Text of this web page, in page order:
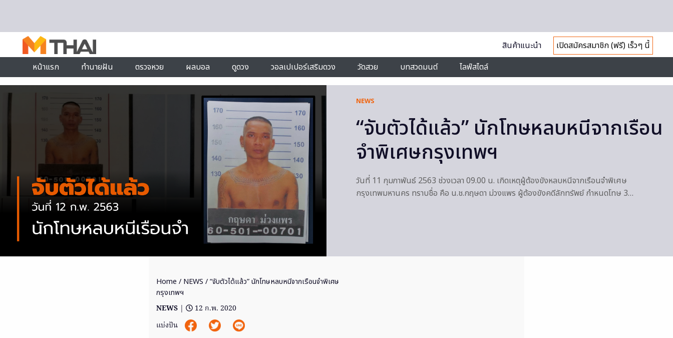
สินค้าแนะนำ
เปิดสมัครสมาชิก (ฟรี) เร็วๆ นี้
หน้าแรก
ทำนายฝัน ตรวจหวย ผลบอล ดูดวง วอลเปเปอร์เสริมดวง วัดสวย บทสวดมนต์ ไลฟ์สไตล์
NEWS
“จับตัวได้แล้ว” นักโทษหลบหนีจากเรือน
จำพิเศษกรุงเทพฯ
วันที่ 11 กุมภาพันธ์ 2563 ช่วงเวลา 09.00 น. เกิดเหตุผู้ต้องขังหลบหนีจากเรือนจำพิเศษ
กรุงเทพมหานคร ทราบชื่อ คือ น.ช.กฤษดา ม่วงแพร ผู้ต้องขังคดีลักทรัพย์ กำหนดโทษ 3…
Home / NEWS / “จับตัวได้แล้ว” นักโทษหลบหนีจากเรือนจำพิเศษ
กรุงเทพฯ
NEWS |
12 ก.พ. 2020
แบ่งปัน